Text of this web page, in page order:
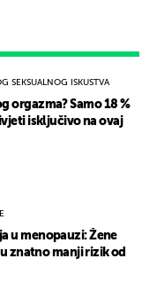
SEKSUALNOG ISKUSTVA
orgazma? Samo 18 %
isključivo na ovaj
u menopauzi: Žene
znatno manji rizik od